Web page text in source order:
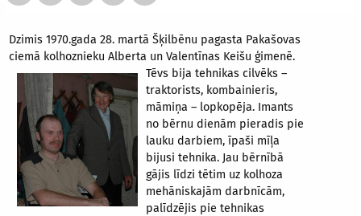
Dzimis 1970.gada 28. martā Šķilbēnu pagasta Pakašovas
ciemā kolhoznieku Alberta un Valentīnas Keišu ģimenē.
Tēvs bija tehnikas cilvēks –
traktorists, kombainieris,
māmiņa – lopkopēja. Imants
no bērnu dienām pieradis pie
lauku darbiem, īpaši mīļa
bijusi tehnika. Jau bērnībā
gājis līdzi tētim uz kolhoza
mehāniskajām darbnīcām,
palīdzējis pie tehnikas